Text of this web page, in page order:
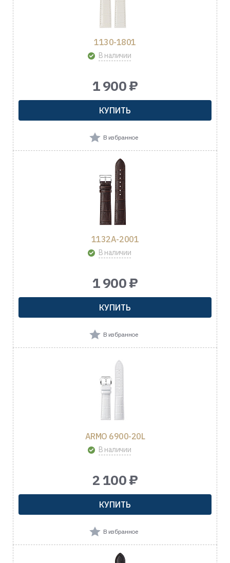
1130-1801
В наличии
1 900 ₽
КУПИТЬ
В избранное
1132A-2001
В наличии
1 900 ₽
КУПИТЬ
В избранное
ARMO 6900-20L
В наличии
2 100 ₽
КУПИТЬ
В избранное